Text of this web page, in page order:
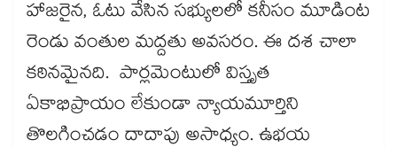
హాజరైన, ఓటు వేసిన సభ్యులలో కనీసం మూడింట
రెండు వంతుల మద్దతు అవసరం. ఈ దశ చాలా
కఠినమైనది. పార్లమెంటులో విస్తృత
ఏకాభిప్రాయం లేకుండా న్యాయమూర్తిని
తొలగించడం దాదాపు అసాధ్యం. ఉభయ